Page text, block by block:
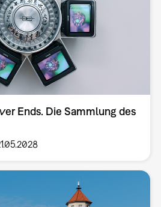
Ends. Die Sammlung des